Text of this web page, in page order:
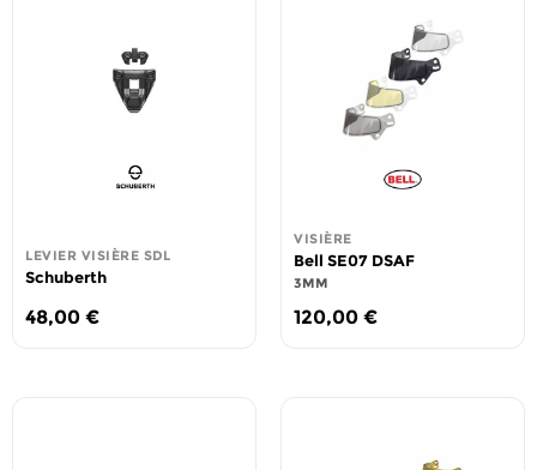
LEVIER VISIÈRE SDL
Schuberth
48,00 €
VISIÈRE
Bell SE07 DSAF
3MM
120,00 €